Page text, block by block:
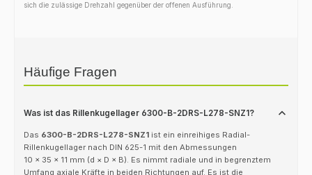
sich die zulässige Drehzahl gegenüber der offenen Ausführung.
Häufige Fragen
Was ist das Rillenkugellager 6300-B-2DRS-L278-SNZ1?
Das 6300-B-2DRS-L278-SNZ1ist ein einreihiges Radial-
Rillenkugellager nach DIN 625-1 mit den Abmessungen
10 × 35 × 11 mm (d × D × B). Es nimmt radiale und in begrenztem
Umfang axiale Kräfte in beiden Richtungen auf. Es ist die